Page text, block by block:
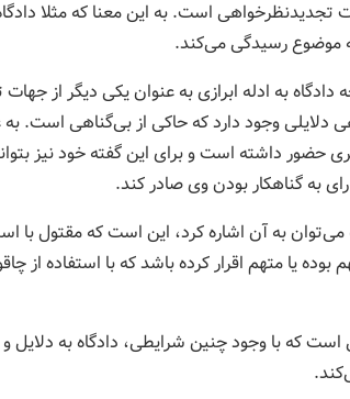
تجدیدنظرخواهی است. به این معنا که مثلا
موضوع رسیدگی می‌کند.
به ادله ابرازی به عنوان یکی دیگر از
وجود دارد که حاکی از بی‌گناهی است. به
حضور داشته است و برای این گفته خود نیز
به گناهکار بودن وی صادر کند.
می‌توان به آن اشاره کرد، این است که مقتول با
یا متهم اقرار کرده باشد که با استفاده از
است که با وجود چنین شرایطی، دادگاه به